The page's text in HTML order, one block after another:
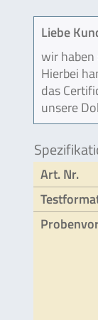
Liebe
wir
Hierbei
das
unsere
Art. Nr.